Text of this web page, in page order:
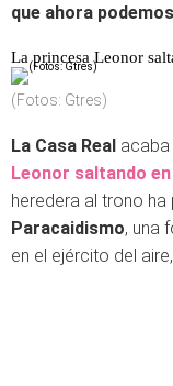
que ahora
La princesa Leonor
(Fotos: Gtres)
La Casa Real acaba
Leonor saltando
heredera al trono
Paracaidismo, una
en el ejército del aire,